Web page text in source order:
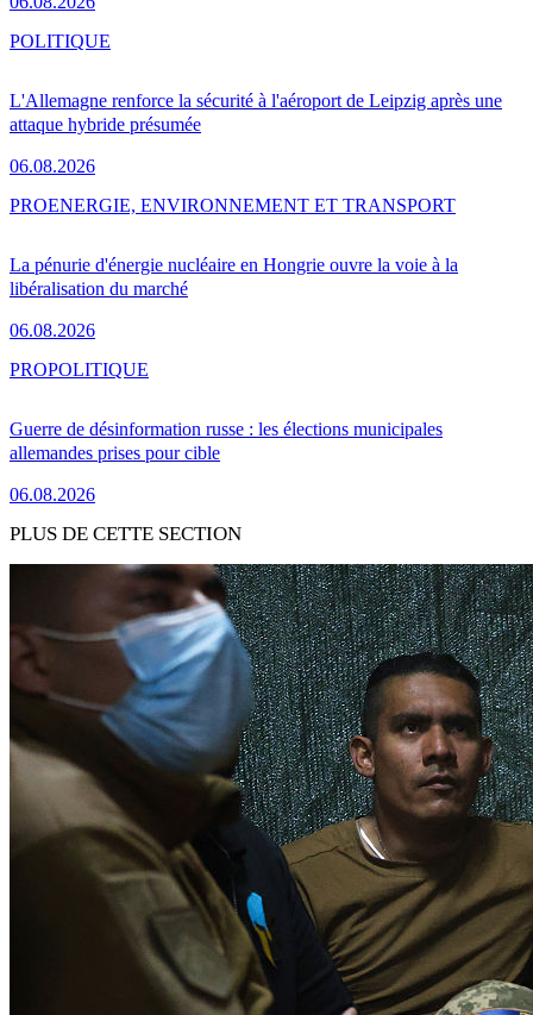
L'Allemagne renforce la sécurité à l'aéroport de Leipzig après une
attaque hybride présumée
06.08.2026
POLITIQUE
La pénurie d'énergie nucléaire en Hongrie ouvre la voie à la
libéralisation du marché
06.08.2026
PROENERGIE, ENVIRONNEMENT ET TRANSPORT
Guerre de désinformation russe : les élections municipales
allemandes prises pour cible
06.08.2026
PROPOLITIQUE
PLUS DE CETTE SECTION